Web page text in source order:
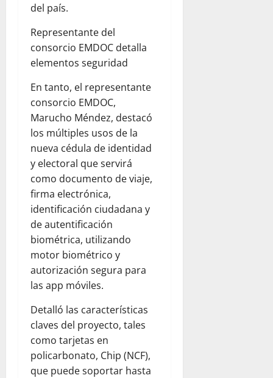
del país.
Representante del
consorcio EMDOC detalla
elementos seguridad
En tanto, el representante
consorcio EMDOC,
Marucho Méndez, destacó
los múltiples usos de la
nueva cédula de identidad
y electoral que servirá
como documento de viaje,
firma electrónica,
identificación ciudadana y
de autentificación
biométrica, utilizando
motor biométrico y
autorización segura para
las app móviles.
Detalló las características
claves del proyecto, tales
como tarjetas en
policarbonato, Chip (NCF),
que puede soportar hasta